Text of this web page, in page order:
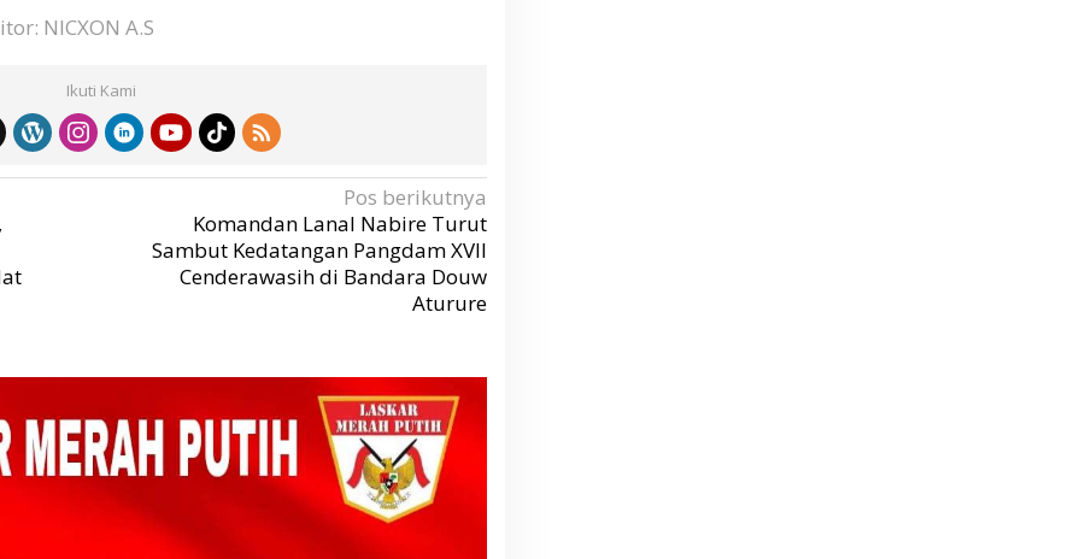
NICXON A.S
Ikuti Kami
Pos berikutnya
Komandan Lanal Nabire Turut
Sambut Kedatangan Pangdam XVII
Cenderawasih di Bandara Douw
Aturure